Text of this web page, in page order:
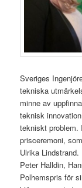
Sveriges
tekniska
minne av
teknisk
tekniskt problem.
prisceremoni,
Ulrika Lindstrand.
Peter Halldin,
Polhemspris för